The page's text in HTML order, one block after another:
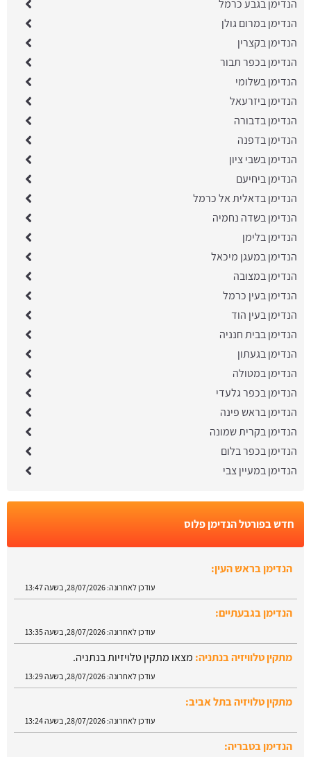
הנדימן בגבע כרמל
הנדימן במרום גולן
הנדימן בקצרין
הנדימן בכפר תבור
הנדימן בשלומי
הנדימן ביזרעאל
הנדימן בדבורה
הנדימן בדפנה
הנדימן בשבי ציון
הנדימן ביחיעם
הנדימן בדאלית אל כרמל
הנדימן בשדה נחמיה
הנדימן בלימן
הנדימן במעגן מיכאל
הנדימן במצובה
הנדימן בעין כרמל
הנדימן בעין הוד
הנדימן בבית חנניה
הנדימן בגעתון
הנדימן במטולה
הנדימן בכפר גלעדי
הנדימן בראש פינה
הנדימן בקרית שמונה
הנדימן בכפר בלום
הנדימן במעיין צבי
חדש בפורטל הנדימן פלוס
הנדימן בראש העין:
עודכן לאחרונה:28/07/2026, בשעה 13:47
הנדימן בגבעתיים:
עודכן לאחרונה: 28/07/2026, בשעה 13:35
מתקין טלוויזיה בנתניה:
עודכן לאחרונה: 28/07/2026, בשעה 13:29
מתקין טלויזיה בתל אביב:
עודכן לאחרונה: 28/07/2026, בשעה 13:24
הנדימן בטבריה:
עודכן לאחרונה: 28/07/2026, בשעה 13:52